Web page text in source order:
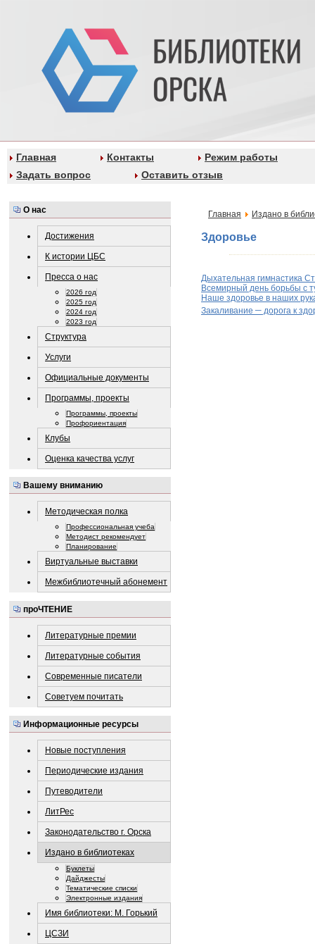
Главная Контакты
Режим работы
Задать вопрос
Оставить отзыв
О нас
Достижения
К истории ЦБС
Пресса о нас
2026 год
2025 год
2024 год
2023 год
Структура
Услуги
Официальные документы
Программы, проекты
Программы, проекты
Профориентация
Клубы
Оценка качества услуг
Вашему вниманию
Методическая полка
Профессиональная учеба
Методист рекомендует
Планирование
Виртуальные выставки
Межбиблиотечный абонемент
проЧТЕНИЕ
Литературные премии
Литературные события
Современные писатели
Советуем почитать
Информационные ресурсы
Новые поступления
Периодические издания
Путеводители
ЛитРес
Законодательство г. Орска
Издано в библиотеках
Буклеты
Дайджесты
Тематические списки
Электронные издания
Имя библиотеки: М. Горький
ЦСЗИ
Главная Издано в
Здоровье
Дыхательная гимнастика
Всемирный день борьбы с
Наше здоровье в наших
Закаливание – дорога к